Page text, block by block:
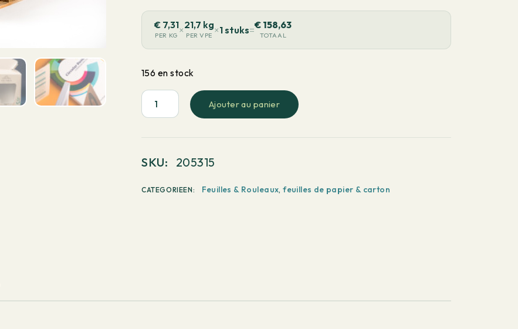
€ 7,31
PER KG ×21,7 kg
PER VPE ×1 stuks=€ 158,63
TOTAAL
156 en stock
quantité
Coated
Ajouter au panier
SKU: 205315
CATEGORIEEN: Feuilles & Rouleaux,feuilles de papier & carton